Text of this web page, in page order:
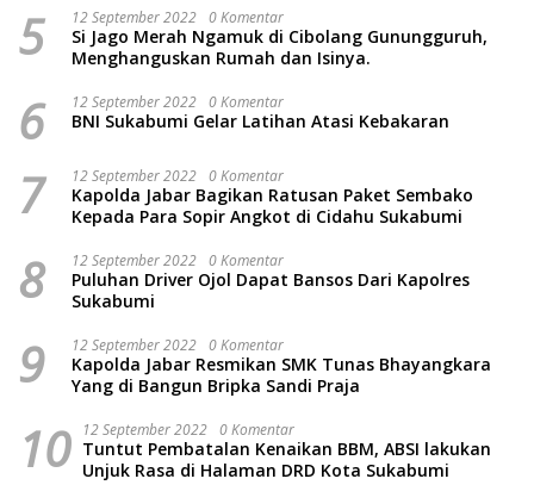
5 12 September 2022 0 Komentar
Si Jago Merah Ngamuk di Cibolang Gunungguruh,
Menghanguskan Rumah dan Isinya.
6 12 September 2022 0 Komentar
BNI Sukabumi Gelar Latihan Atasi Kebakaran
7 12 September 2022 0 Komentar
Kapolda Jabar Bagikan Ratusan Paket Sembako
Kepada Para Sopir Angkot di Cidahu Sukabumi
8 12 September 2022 0 Komentar
Puluhan Driver Ojol Dapat Bansos Dari Kapolres
Sukabumi
9 12 September 2022 0 Komentar
Kapolda Jabar Resmikan SMK Tunas Bhayangkara
Yang di Bangun Bripka Sandi Praja
10 12 September 2022 0 Komentar
Tuntut Pembatalan Kenaikan BBM, ABSI lakukan
Unjuk Rasa di Halaman DRD Kota Sukabumi